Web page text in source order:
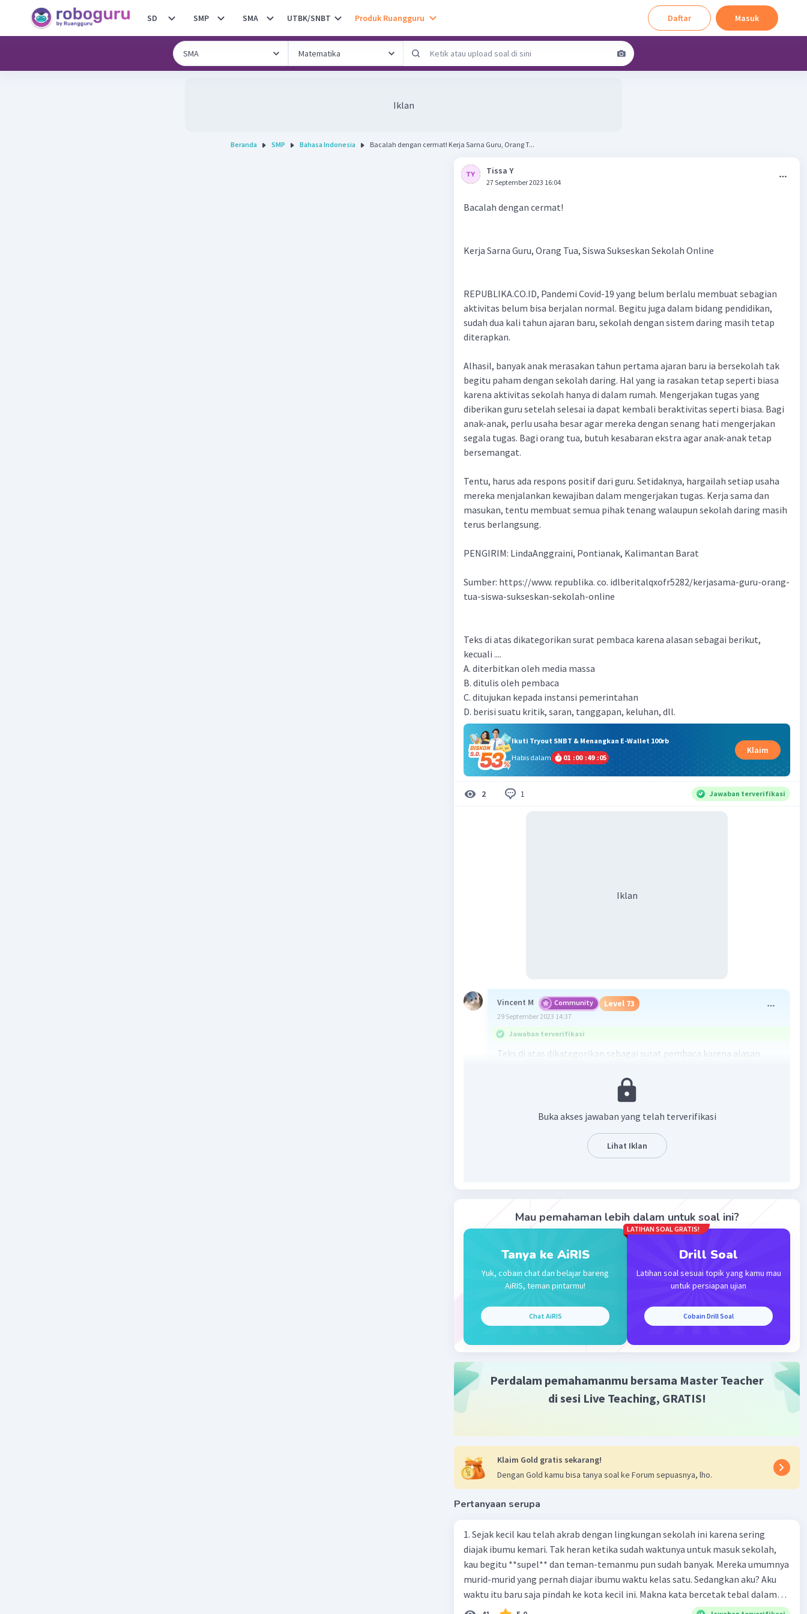
SD SMP SMA UTBK/SNBT Produk Ruangguru Daftar Masuk
Iklan
Beranda SMP Bahasa Indonesia Bacalah dengan cermat! Kerja Sarna Guru, Orang T...
Tissa Y
27 September 2023 16:04
Bacalah dengan cermat!
Kerja Sarna Guru, Orang Tua, Siswa Sukseskan Sekolah Online
REPUBLIKA.CO.ID, Pandemi Covid-19 yang belum berlalu membuat sebagian
aktivitas belum bisa berjalan normal. Begitu juga dalam bidang pendidikan,
sudah dua kali tahun ajaran baru, sekolah dengan sistem daring masih tetap
diterapkan.
Alhasil, banyak anak merasakan tahun pertama ajaran baru ia bersekolah tak
begitu paham dengan sekolah daring. Hal yang ia rasakan tetap seperti biasa
karena aktivitas sekolah hanya di dalam rumah. Mengerjakan tugas yang
diberikan guru setelah selesai ia dapat kembali beraktivitas seperti biasa. Bagi
anak-anak, perlu usaha besar agar mereka dengan senang hati mengerjakan
segala tugas. Bagi orang tua, butuh kesabaran ekstra agar anak-anak tetap
bersemangat.
Tentu, harus ada respons positif dari guru. Setidaknya, hargailah setiap usaha
mereka menjalankan kewajiban dalam mengerjakan tugas. Kerja sama dan
masukan, tentu membuat semua pihak tenang walaupun sekolah daring masih
terus berlangsung.
PENGIRIM: LindaAnggraini, Pontianak, Kalimantan Barat
Sumber: https://www. republika. co. idlberitalqxofr5282/kerjasama-guru-orang-
tua-siswa-sukseskan-sekolah-online
Teks di atas dikategorikan surat pembaca karena alasan sebagai berikut,
kecuali ....
A. diterbitkan oleh media massa
B. ditulis oleh pembaca
C. ditujukan kepada instansi pemerintahan
D. berisi suatu kritik, saran, tanggapan, keluhan, dll.
Ikuti Tryout SNBT & Menangkan E-Wallet 100rb
Habis dalam
01 :00 :49 :04
Klaim
2 1 Jawaban terverifikasi
Iklan
Vincent M Community Level 73
29 September 2023 14:37
Jawaban terverifikasi
Teks di atas dikategorikan sebagai surat pembaca karena alasan
C. ditujukan kepada instansi pemerintahan.
Surat ini ditujukan kepada instansi pemerintahan dalam konteks
pendidikan, seperti guru dan sekolah, tetapi bukan kepada instansi
pemerintahan yang lebih tinggi seperti pemerintah pusat atau
Buka akses jawaban yang telah terverifikasi
Lihat Iklan
Mau pemahaman lebih dalam untuk soal ini?
Tanya ke AiRIS
Yuk, cobain chat dan belajar bareng
AiRIS, teman pintarmu!
Chat AiRIS
LATIHAN SOAL GRATIS!
Drill Soal
Latihan soal sesuai topik yang kamu mau
untuk persiapan ujian
Cobain Drill Soal
Perdalam pemahamanmu bersama Master Teacher
di sesi Live Teaching, GRATIS!
Klaim Gold gratis sekarang!
Dengan Gold kamu bisa tanya soal ke Forum sepuasnya, lho.
Pertanyaan serupa
1. Sejak kecil kau telah akrab dengan lingkungan sekolah ini karena sering
diajak ibumu kemari. Tak heran ketika sudah waktunya untuk masuk sekolah,
kau begitu **supel** dan teman-temanmu pun sudah banyak. Mereka umumnya
murid-murid yang pernah diajar ibumu waktu kelas satu. Sedangkan aku? Aku
waktu itu baru saja pindah ke kota kecil ini. Makna kata bercetak tebal dalam
kutipan cerpen tersebut adalah .... A. ramah C. santun B. sopan D. baik